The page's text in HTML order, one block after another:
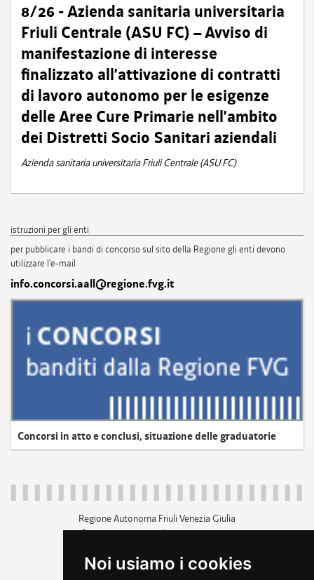
Noi usiamo i cookies
8/26 - Azienda sanitaria universitaria
Friuli Centrale (ASU FC) – Avviso di
manifestazione di interesse
finalizzato all’attivazione di contratti
di lavoro autonomo per le esigenze
delle Aree Cure Primarie nell’ambito
dei Distretti Socio Sanitari aziendali
Azienda sanitaria universitaria Friuli Centrale (ASU FC)
istruzioni per gli enti
per pubblicare i bandi di concorso sul sito della Regione gli enti devono
utilizzare l'e-mail
info.concorsi.aall@regione.fvg.it
Concorsi in atto e conclusi, situazione delle graduatorie
Regione Autonoma Friuli Venezia Giulia
c.f. 80014930327; p.iva 00526040324
+39 040 3771111